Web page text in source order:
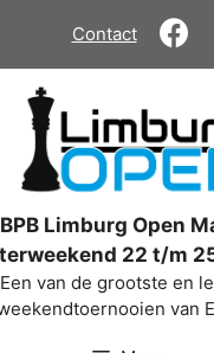
Contact
Limburg Open
22 t/m
Een van de grootste en
van